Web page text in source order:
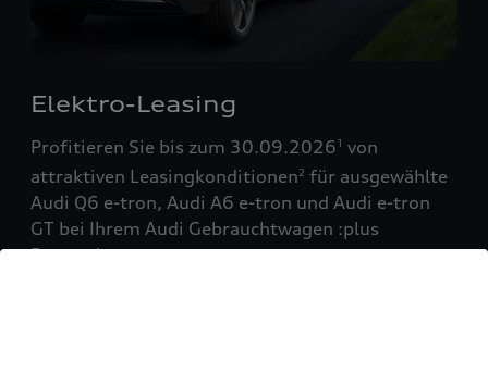
Elektro-Leasing
Profitieren Sie bis zum 30.09.20261 von
attraktiven Leasingkonditionen2 für ausgewählte
Audi Q6 e-tron, Audi A6 e-tron und Audi e-tron
GT bei Ihrem Audi Gebrauchtwagen :plus
Partner!